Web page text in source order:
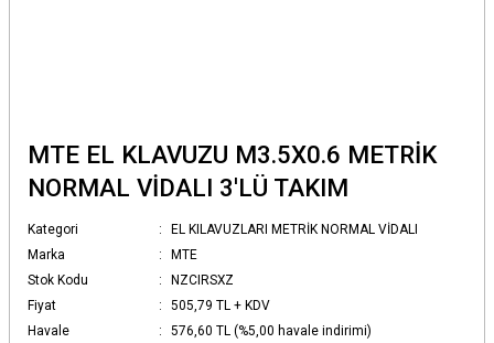
MTE EL KLAVUZU M3.5X0.6 METRİK
NORMAL VİDALI 3'LÜ TAKIM
Kategori
EL KILAVUZLARI METRİK NORMAL VİDALI
Marka
MTE
Stok Kodu
NZCIRSXZ
Fiyat
505,79 TL + KDV
Havale
576,60 TL (%5,00 havale indirimi)